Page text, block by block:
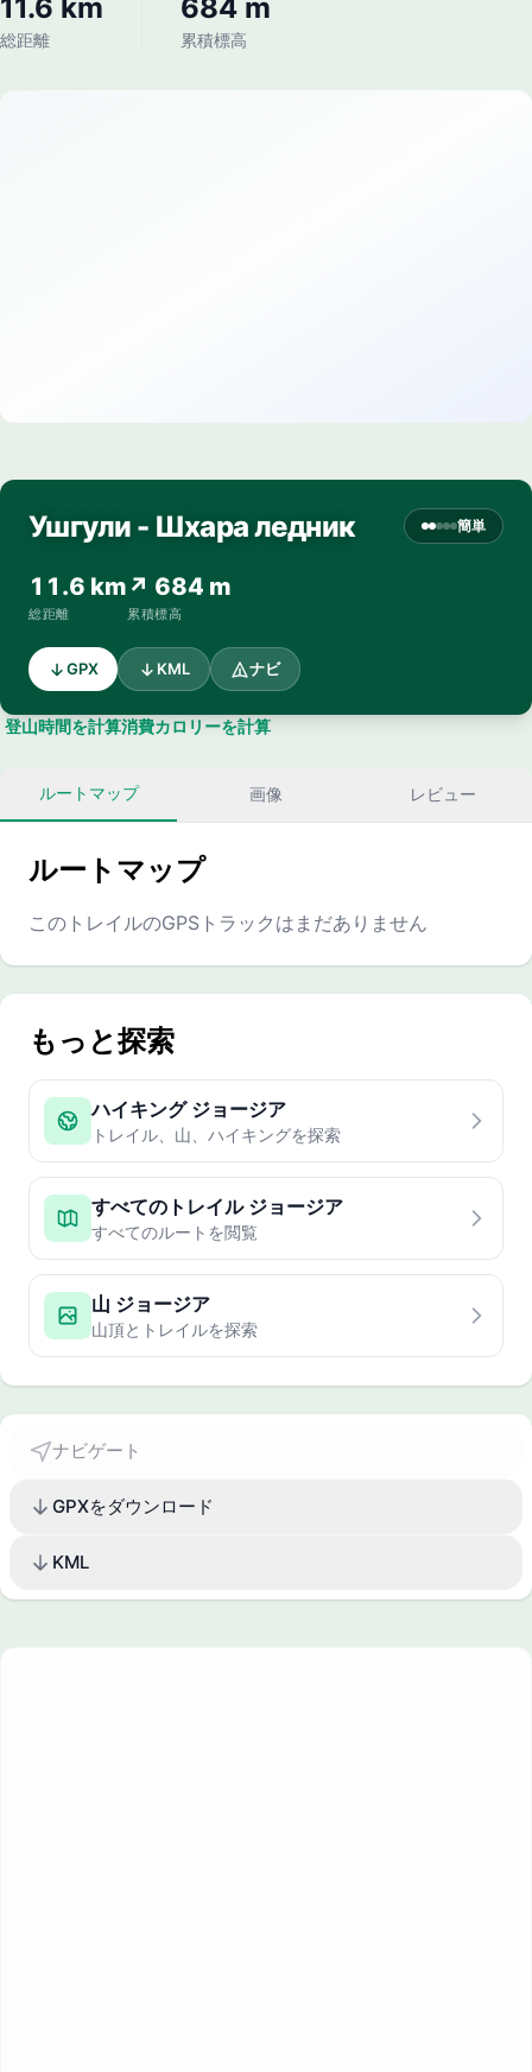
11.6 km
総距離
684 m
累積標高
Ушгули - Шхара ледник 簡単
11.6 km
総距離
↗ 684 m
累積標高
GPX KML ナビ
登山時間を計算消費カロリーを計算
ルートマップ 画像 レビュー
ルートマップ
このトレイルのGPSトラックはまだありません
もっと探索
ハイキング ジョージア
トレイル、山、ハイキングを探索
すべてのトレイル ジョージア
すべてのルートを閲覧
山 ジョージア
山頂とトレイルを探索
ナビゲート
GPXをダウンロード
KML